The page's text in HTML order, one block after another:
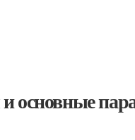
основные